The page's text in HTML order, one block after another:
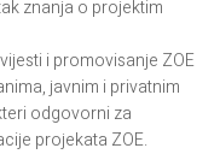
znanja o projektim
i promovisanje ZOE
javnim i privatnim
odgovorni za
projekata ZOE.